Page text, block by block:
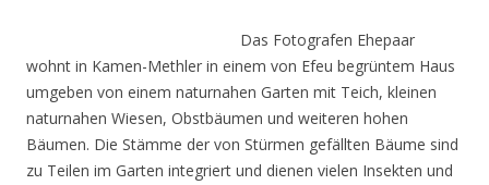
Das Fotografen Ehepaar
wohnt in Kamen-Methler in einem von Efeu begrüntem Haus
umgeben von einem naturnahen Garten mit Teich, kleinen
naturnahen Wiesen, Obstbäumen und weiteren hohen
Bäumen. Die Stämme der von Stürmen gefällten Bäume sind
zu Teilen im Garten integriert und dienen vielen Insekten und